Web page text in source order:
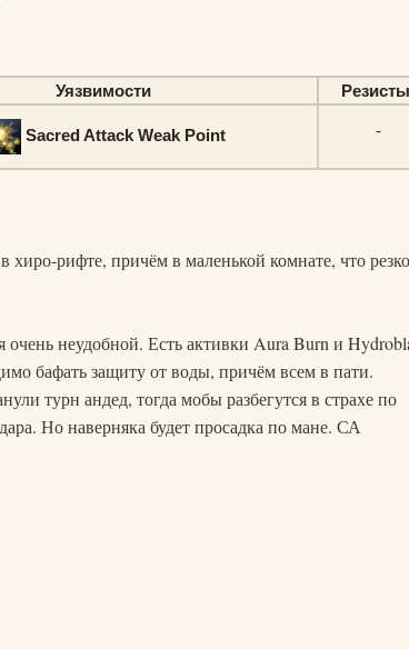
Уязвимости Резисты
Sacred Attack Weak Point -
рифте, причём в маленькой комнате, что резко
неудобной. Есть активки Aura Burn и
бафать защиту от воды, причём всем в пати.
турн андед, тогда мобы разбегутся в страхе по
Но наверняка будет просадка по мане. СА